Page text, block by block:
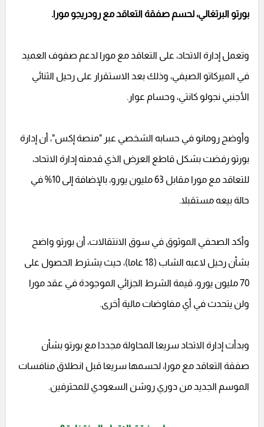
بورتو البرتغالي، لحسم صفقة التعاقد مع رودريجو مورا.
وتعمل إدارة الاتحاد، على التعاقد مع مورا لدعم صفوف العميد
في الميركاتو الصيفي، وذلك بعد الاستقرار على رحيل الثنائي
الأجنبي نجولو كانتي، وحسام عوار.
وأوضح رومانو في حسابه الشخصي عبر "منصة إكس"، أن إدارة
بورتو رفضت بشكل قاطع العرض الذي قدمته إدارة الاتحاد،
للتعاقد مع مورا مقابل 63 مليون يورو، بالإضافة إلى 10% في
حالة بيعه مستقبلا.
وأكد الصحفي الموثوق في سوق الانتقالات، أن بورتو واضح
بشأن رحيل لاعبه الشاب (18 عاما)، حيث يشترط الحصول على
70 مليون يورو، قيمة الشرط الجزائي الموجودة في عقد مورا
ولن يتحدث في أي مفاوضات مالية أخرى.
وبدأت إدارة الاتحاد سريعا المحاولة مجددا مع بورتو بشأن
صفقة التعاقد مع مورا، لحسمها سريعا قبل انطلاق منافسات
الموسم الجديد من دوري روشن السعودي للمحترفين.